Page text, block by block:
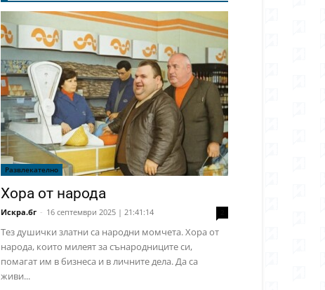
Развлекателно
Хора от народа
Искра.бг - 16 септември 2025 | 21:41:14
Тез душички златни са народни момчета. Хора от
народа, които милеят за сънародниците си,
помагат им в бизнеса и в личните дела. Да са
живи...